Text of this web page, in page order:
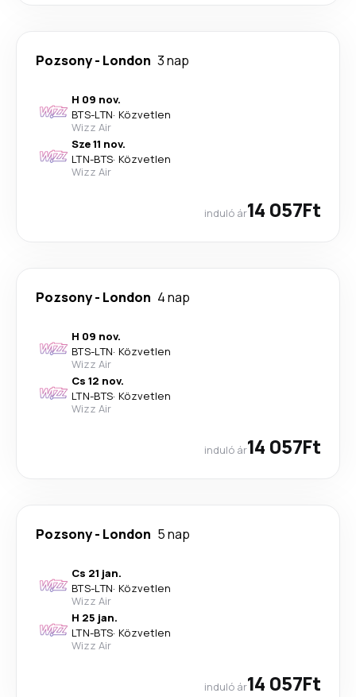
Pozsony- London 3 nap
H 09 nov.
BTS-LTN· Közvetlen
Wizz Air
Sze 11 nov.
LTN-BTS· Közvetlen
Wizz Air
induló ár14 057Ft
Pozsony- London 4 nap
H 09 nov.
BTS-LTN· Közvetlen
Wizz Air
Cs 12 nov.
LTN-BTS· Közvetlen
Wizz Air
induló ár14 057Ft
Pozsony- London 5 nap
Cs 21 jan.
BTS-LTN· Közvetlen
Wizz Air
H 25 jan.
LTN-BTS· Közvetlen
Wizz Air
induló ár14 057Ft